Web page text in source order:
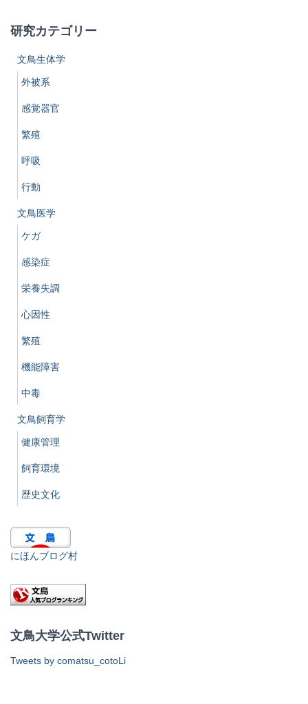
研究カテゴリー
文鳥生体学
外被系
感覚器官
繁殖
呼吸
行動
文鳥医学
ケガ
感染症
栄養失調
心因性
繁殖
機能障害
中毒
文鳥飼育学
健康管理
飼育環境
歴史文化
にほんブログ村
文鳥大学公式Twitter
Tweets by comatsu_cotoLi